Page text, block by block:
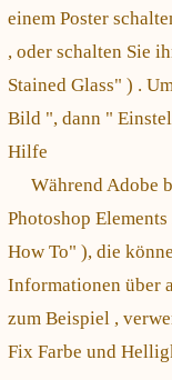
einem Poster
, oder schalten Sie
Stained Glass" ) .
Bild ", dann "
Hilfe
Während Adobe
Photoshop
How To" ), die
Informationen über
zum Beispiel ,
Fix Farbe und